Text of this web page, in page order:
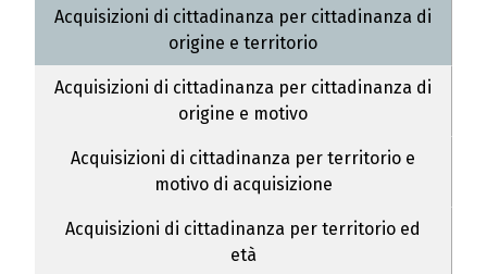
Acquisizioni di cittadinanza per cittadinanza di
origine e territorio
Acquisizioni di cittadinanza per cittadinanza di
origine e motivo
Acquisizioni di cittadinanza per territorio e
motivo di acquisizione
Acquisizioni di cittadinanza per territorio ed
età